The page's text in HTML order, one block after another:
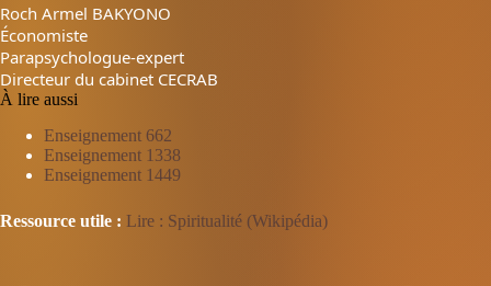
Roch Armel BAKYONO
Économiste
Parapsychologue-expert
Directeur du cabinet CECRAB
À lire aussi
Enseignement 662
Enseignement 1338
Enseignement 1449
Ressource utile : Lire : Spiritualité (Wikipédia)